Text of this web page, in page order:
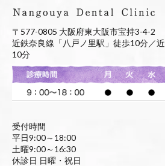
〒577-0805 大阪府東大阪市宝持3-4-2
近鉄奈良線「八戸ノ里駅」徒歩10分／
10分
受付時間
平日9:00～18:00
土曜9:00～16:30
休診日 日曜・祝日